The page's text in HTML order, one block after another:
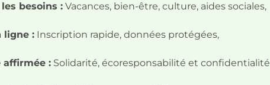
besoins :Vacances, bien-être, culture, aides sociales,
ligne :Inscription rapide, données protégées,
affirmée :Solidarité, écoresponsabilité et confidentialité